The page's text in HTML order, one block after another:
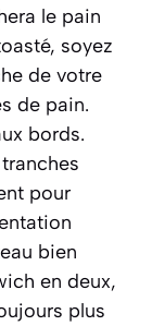
le pain
soyez
de votre
de pain.
bords.
pour
bien
en deux,
plus